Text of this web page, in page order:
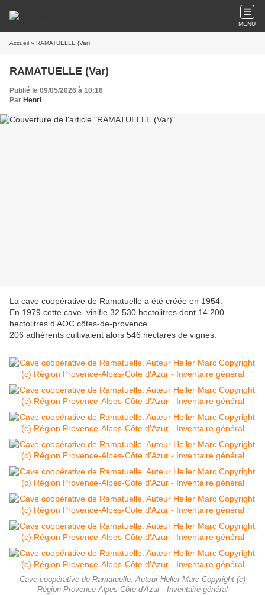
MENU
Accueil » RAMATUELLE (Var)
RAMATUELLE (Var)
Publié le 09/05/2026 à 10:16
Par Henri
La cave coopérative de Ramatuelle a été créée en 1954.
En 1979 cette cave vinifie 32 530 hectolitres dont 14 200
hectolitres d'AOC côtes-de-provence.
206 adhérents cultivaient alors 546 hectares de vignes.
Cave coopérative de Ramatuelle. Auteur Heller Marc Copyright (c)
Région Provence-Alpes-Côte d'Azur - Inventaire général